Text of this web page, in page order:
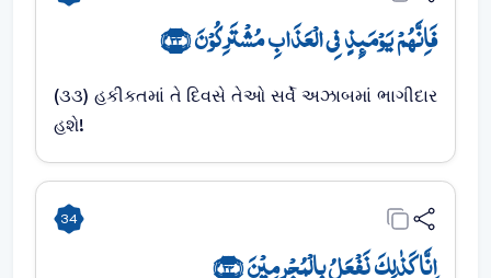
فَاِنَّہُمۡ یَوۡمَئِذٍ فِی الۡعَذَابِ مُشۡتَرِکُوۡنَ ﴿۳۳﴾
(૩૩) હકીકતમાં તે દિવસે તેઓ સર્વે અઝાબમાં ભાગીદાર
હશે!
34
اِنَّا کَذٰلِکَ نَفۡعَلُ بِالۡمُجۡرِمِیۡنَ ﴿۳۴﴾